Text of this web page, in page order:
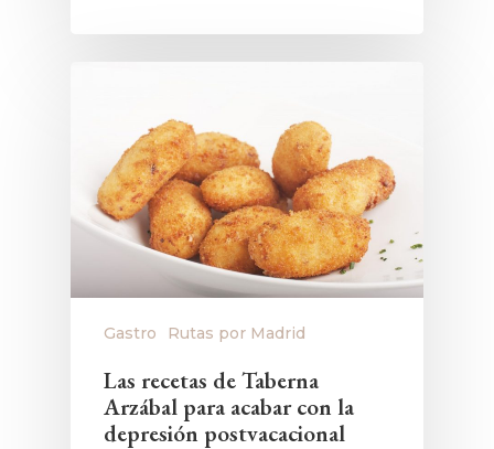
Gastro Rutas por Madrid
Las recetas de Taberna
Arzábal para acabar con la
depresión postvacacional